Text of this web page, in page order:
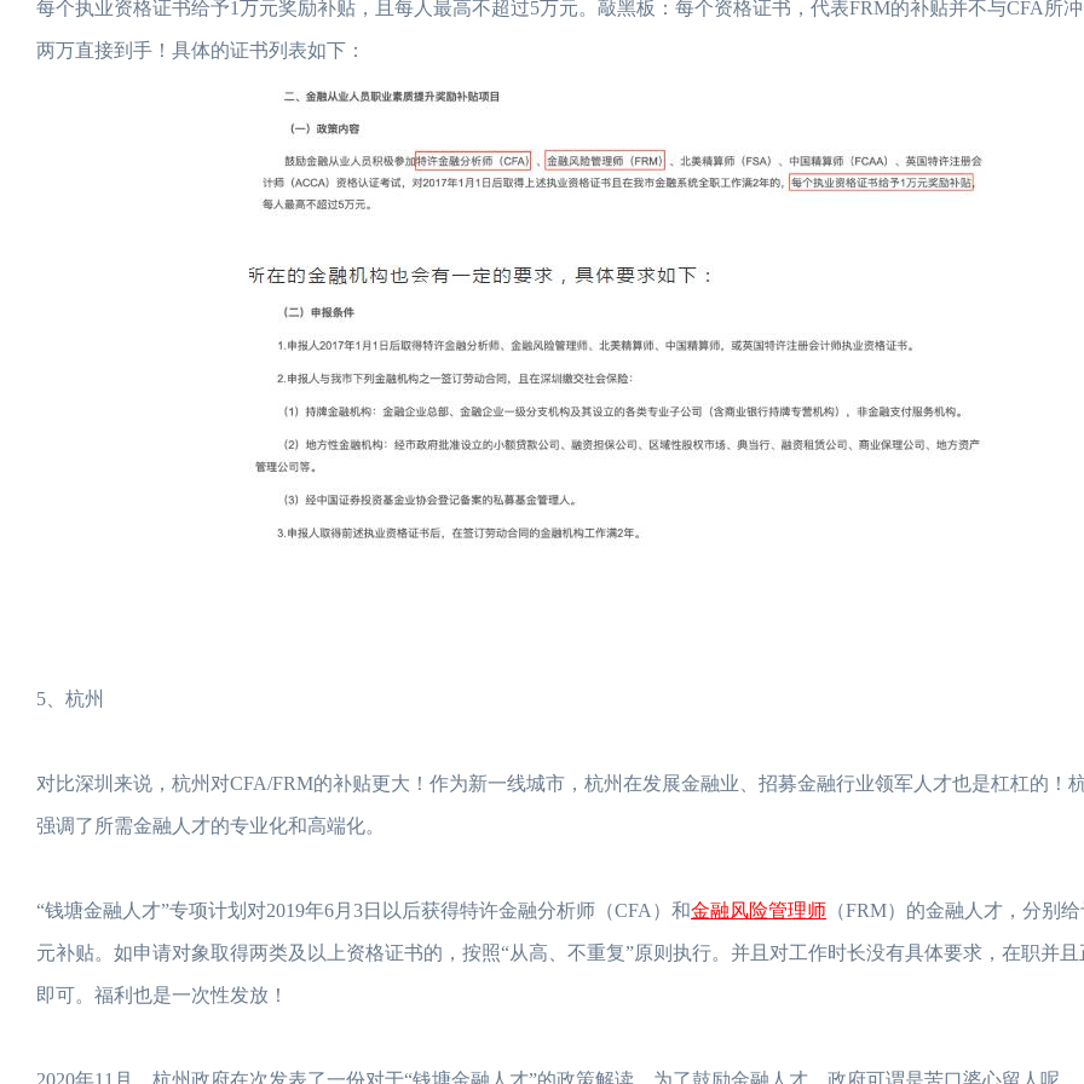
每个执业资格证书给予1万元奖励补贴，且每人最高不超过5万元。敲黑板：每个资格证书，代表FRM的补贴并不与CFA所
两万直接到手！具体的证书列表如下：
5、杭州
对比深圳来说，杭州对CFA/FRM的补贴更大！作为新一线城市，杭州在发展金融业、招募金融行业领军人才也是杠杠的！
强调了所需金融人才的专业化和高端化。
“钱塘金融人才”专项计划对2019年6月3日以后获得特许金融分析师（CFA）和金融风险管理师 （FRM）的金融人才，分别
元补贴。如申请对象取得两类及以上资格证书的，按照“从高、不重复”原则执行。并且对工作时长没有具体要求，在职并
即可。福利也是一次性发放！
2020年11月，杭州政府在次发表了一份对于“钱塘金融人才”的政策解读。为了鼓励金融人才，政府可谓是苦口婆心留人呢。